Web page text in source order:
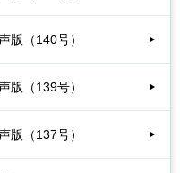
版（140号）
版（139号）
版（137号）